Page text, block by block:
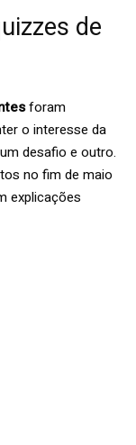
de
foram
o interesse da
desafio e outro.
no fim de maio
explicações